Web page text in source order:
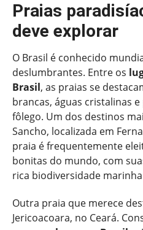
Praias
deve explorar
O Brasil é conhecido
deslumbrantes. Entre os
Brasil, as praias se
brancas, águas cristalinas
fôlego. Um dos destinos
Sancho, localizada em
praia é frequentemente
bonitas do mundo, com
rica biodiversidade
Outra praia que merece
Jericoacoara, no Ceará.